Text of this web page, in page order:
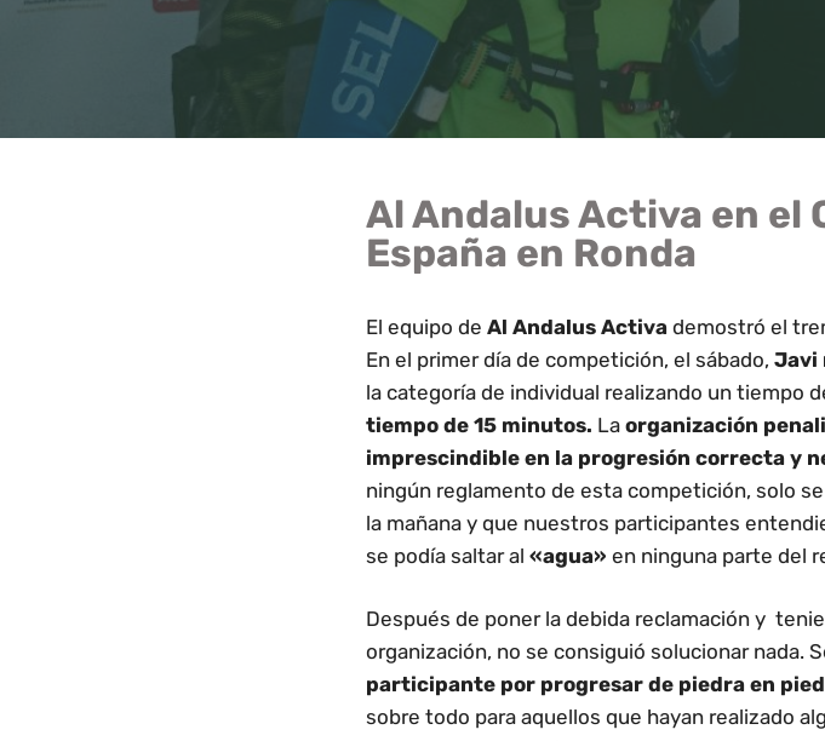
Al Andalus Activa en el
España en Ronda
El equipo de Al Andalus Activa demostró el
En el primer día de competición, el sábado, Javi
la categoría de individual realizando un tiempo
tiempo de 15 minutos. La organización
imprescindible en la progresión correcta y
ningún reglamento de esta competición, solo
la mañana y que nuestros participantes
se podía saltar al «agua» en ninguna parte del
Después de poner la debida reclamación y
organización, no se consiguió solucionar nada.
participante por progresar de piedra en
sobre todo para aquellos que hayan realizado